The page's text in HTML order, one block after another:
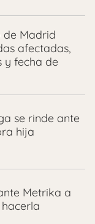
de Madrid
afectadas,
y fecha de
se rinde ante
hija
Metrika a